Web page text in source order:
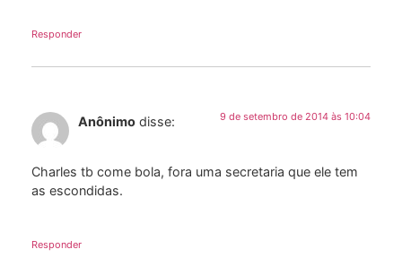
Responder
Anônimo disse: 9 de setembro de 2014 às 10:04
Charles tb come bola, fora uma secretaria que ele tem
as escondidas.
Responder